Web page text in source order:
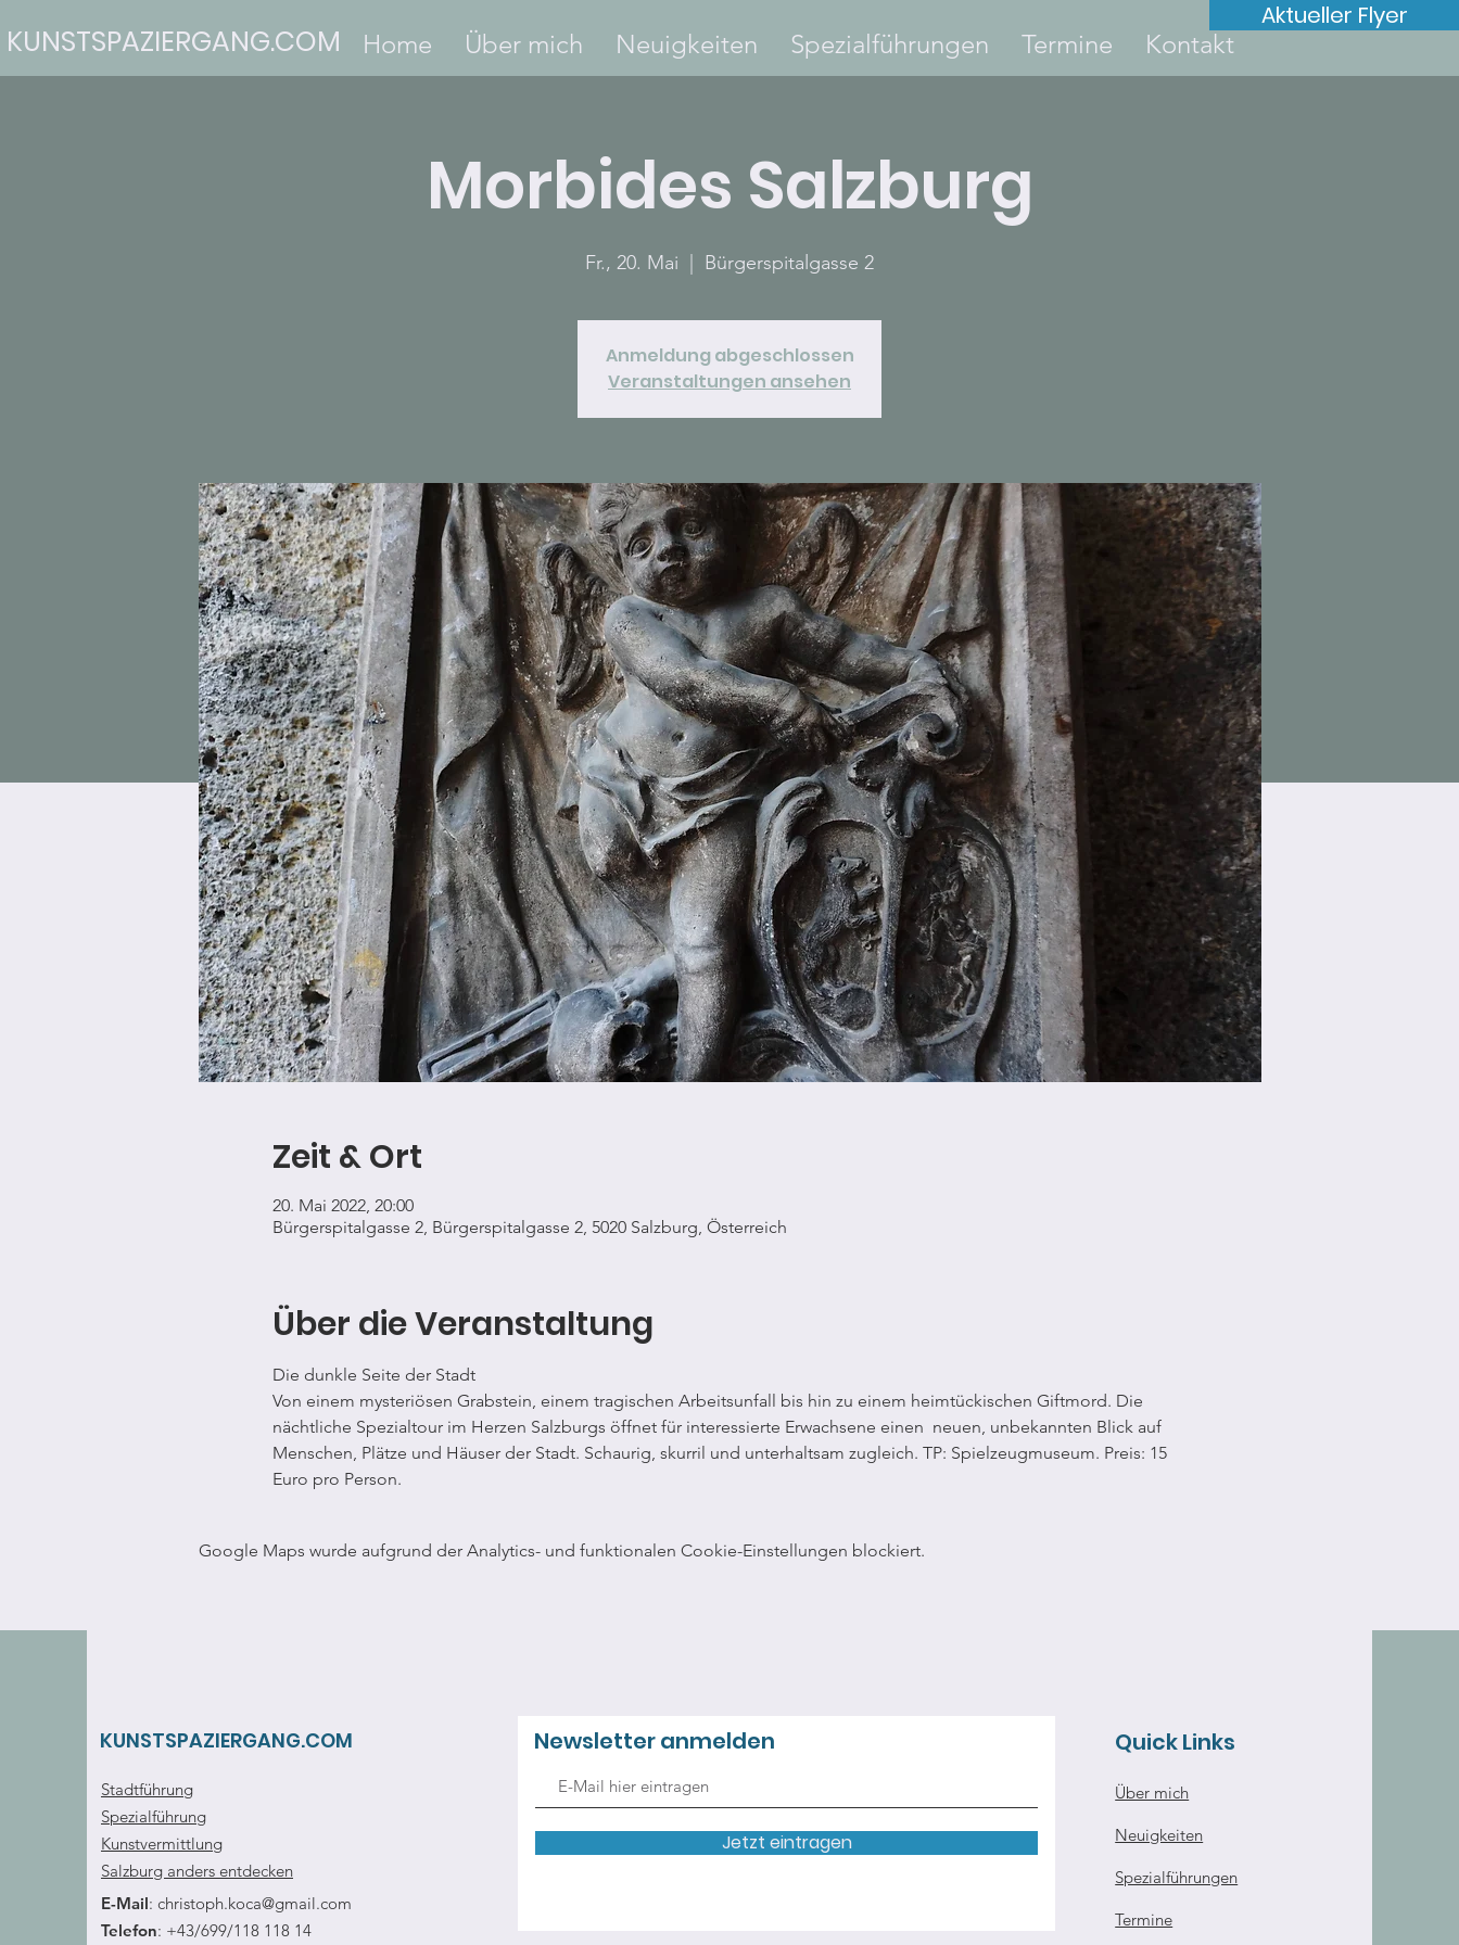
Aktueller Flyer
Home Über mich Neuigkeiten Spezialführungen Termine Kontakt
KUNSTSPAZIERGANG.COM
Morbides Salzburg
Fr., 20. Mai Bürgerspitalgasse 2
Anmeldung abgeschlossen
Veranstaltungen ansehen
Zeit & Ort
20. Mai 2022, 20:00
Bürgerspitalgasse 2, Bürgerspitalgasse 2, 5020 Salzburg, Österreich
Über die Veranstaltung
Die dunkle Seite der Stadt
Von einem mysteriösen Grabstein, einem tragischen Arbeitsunfall bis hin zu einem heimtückischen Giftmord. Die
nächtliche Spezialtour im Herzen Salzburgs öffnet für interessierte Erwachsene einen  neuen, unbekannten Blick auf
Menschen, Plätze und Häuser der Stadt. Schaurig, skurril und unterhaltsam zugleich. TP: Spielzeugmuseum. Preis: 15
Euro pro Person.
Google Maps wurde aufgrund der Analytics- und funktionalen Cookie-Einstellungen blockiert.
KUNSTSPAZIERGANG.COM
Stadtführung
Spezialführung
Kunstvermittlung
Salzburg anders entdecken
E-Mail: christoph.koca@gmail.com
Telefon: +43/699/118 118 14
Newsletter anmelden
Jetzt eintragen
Quick Links
Über mich
Neuigkeiten
Spezialführungen
Termine